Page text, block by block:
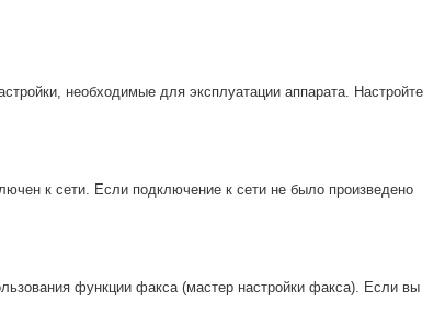
необходимые для эксплуатации аппарата. Настройте
к сети. Если подключение к сети не было произведено
функции факса (мастер настройки факса). Если вы